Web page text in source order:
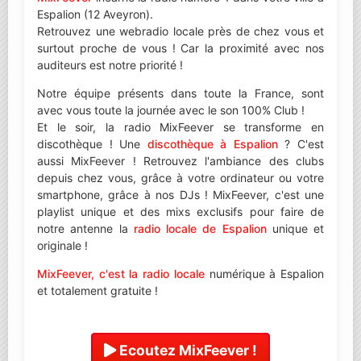
Espalion (12 Aveyron).
Retrouvez une webradio locale près de chez vous et
surtout proche de vous ! Car la proximité avec nos
auditeurs est notre priorité !
Notre équipe présents dans toute la France, sont
avec vous toute la journée avec le son 100% Club !
Et le soir, la radio MixFeever se transforme en
discothèque ! Une discothèque à Espalion? C'est
aussi MixFeever ! Retrouvez l'ambiance des clubs
depuis chez vous, grâce à votre ordinateur ou votre
smartphone, grâce à nos DJs ! MixFeever, c'est une
playlist unique et des mixs exclusifs pour faire de
notre antenne la radio locale de Espalionunique et
originale !
MixFeever, c'est la radio localenumérique à Espalion
et totalement gratuite !
Ecoutez MixFeever !